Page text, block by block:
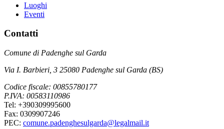
Luoghi
Eventi
Contatti
Comune di Padenghe sul Garda
Via I. Barbieri, 3 25080 Padenghe sul Garda (BS)
Codice fiscale: 00855780177
P.IVA: 00583110986
Tel: +390309995600
Fax: 0309907246
PEC: comune.padenghesulgarda@legalmail.it